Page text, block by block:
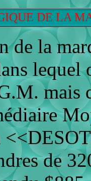
DE LA
de la
mais
de